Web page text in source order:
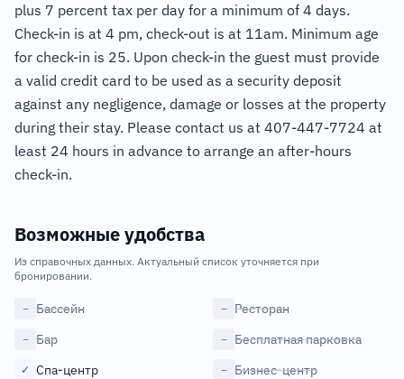
plus 7 percent tax per day for a minimum of 4 days.
Check-in is at 4 pm, check-out is at 11am. Minimum age
for check-in is 25. Upon check-in the guest must provide
a valid credit card to be used as a security deposit
against any negligence, damage or losses at the property
during their stay. Please contact us at 407-447-7724 at
least 24 hours in advance to arrange an after-hours
check-in.
Возможные удобства
Из справочных данных. Актуальный список уточняется при
бронировании.
− Бассейн − Ресторан
− Бар − Бесплатная парковка
✓ Спа-центр − Бизнес-центр